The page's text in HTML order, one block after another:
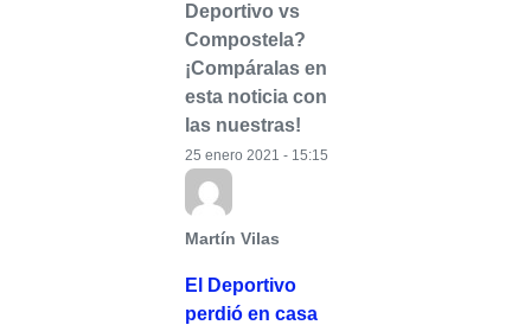
Deportivo vs
Compostela?
¡Compáralas en
esta noticia con
las nuestras!
Martín Vilas
25 enero 2021 - 15:15
El Deportivo
perdió en casa